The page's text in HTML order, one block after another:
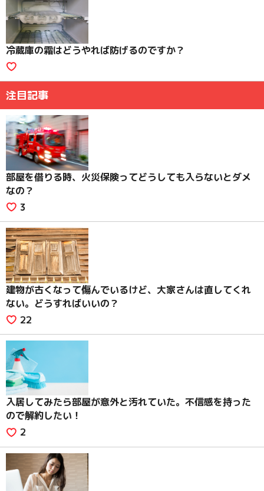
冷蔵庫の霜はどうやれば防げるのですか？
注目記事
部屋を借りる時、火災保険ってどうしても入らないとダメ
なの？
3
建物が古くなって傷んでいるけど、大家さんは直してくれ
ない。どうすればいいの？
22
入居してみたら部屋が意外と汚れていた。不信感を持った
ので解約したい！
2